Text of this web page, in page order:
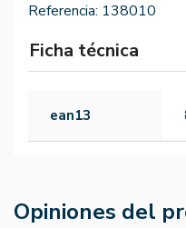
Referencia: 138010
Ficha técnica
ean13
Opiniones del